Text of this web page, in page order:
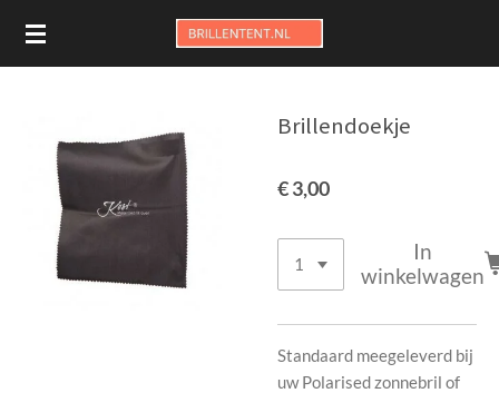
Ga
direct
Brillendoekje
€ 3,00
In
winkelwagen
Standaard meegeleverd bij
uw Polarised zonnebril of